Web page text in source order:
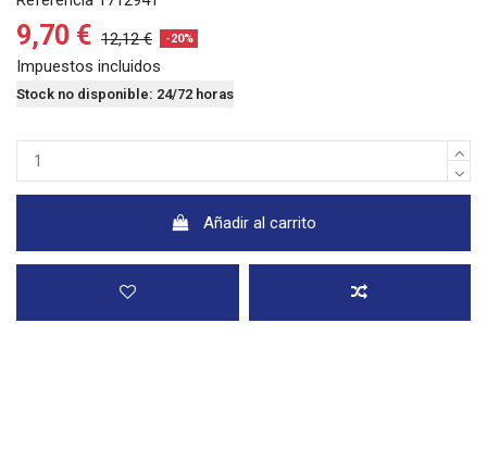
9,70 € 12,12 € -20%
Impuestos incluidos
Stock no disponible: 24/72 horas
Añadir al carrito